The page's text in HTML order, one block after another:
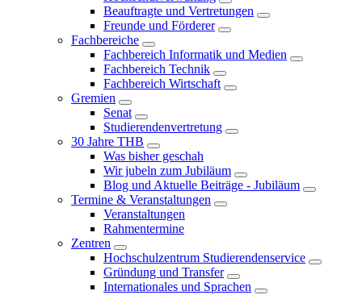
Beauftragte und Vertretungen
Freunde und Förderer
Fachbereiche
Fachbereich Informatik und Medien
Fachbereich Technik
Fachbereich Wirtschaft
Gremien
Senat
Studierendenvertretung
30 Jahre THB
Was bisher geschah
Wir jubeln zum Jubiläum
Blog und Aktuelle Beiträge - Jubiläum
Termine & Veranstaltungen
Veranstaltungen
Rahmentermine
Zentren
Hochschulzentrum Studierendenservice
Gründung und Transfer
Internationales und Sprachen